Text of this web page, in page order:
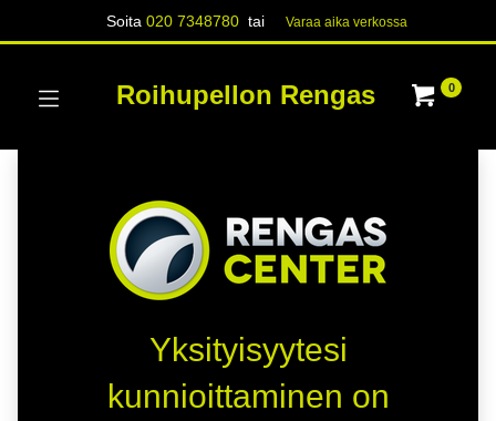
Soita020 7348780 tai Varaa aika verk​​​​ossa
Roihupellon Rengas 0
Yksityisyytesi
kunnioittaminen on